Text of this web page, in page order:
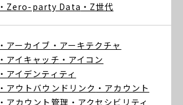
・Zero-party Data ・Z世代
・アーカイブ ・アーキテクチャ
・アイキャッチ ・アイコン
・アイデンティティ
・アウトバウンドリンク ・アカウント
・アカウント管理 ・アクセシビリティ